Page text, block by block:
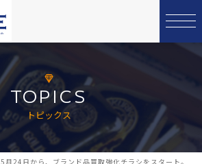
TOPICS
トピックス
5月24日から、ブランド品買取強化チラシをスタート。